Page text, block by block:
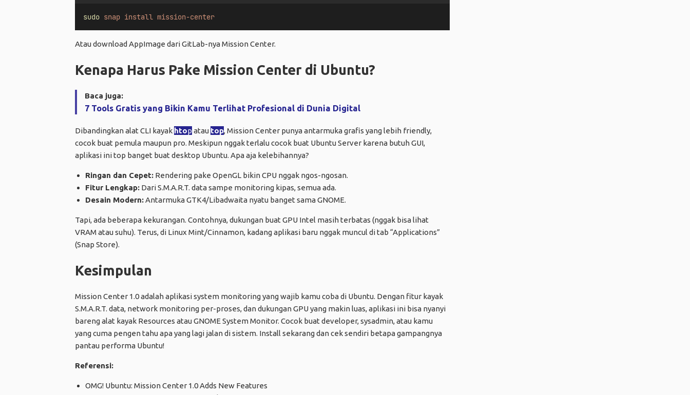
sudo snap install mission-center
Atau download AppImage dari GitLab-nya Mission Center.
Kenapa Harus Pake Mission Center di Ubuntu?
Baca juga:
7 Tools Gratis yang Bikin Kamu Terlihat Profesional di Dunia Digital
Dibandingkan alat CLI kayak htop atau top, Mission Center punya antarmuka grafis yang lebih friendly,
cocok buat pemula maupun pro. Meskipun nggak terlalu cocok buat Ubuntu Server karena butuh GUI,
aplikasi ini top banget buat desktop Ubuntu. Apa aja kelebihannya?
Ringan dan Cepet: Rendering pake OpenGL bikin CPU nggak ngos-ngosan.
Fitur Lengkap: Dari S.M.A.R.T. data sampe monitoring kipas, semua ada.
Desain Modern:Antarmuka GTK4/Libadwaita nyatu banget sama GNOME.
Tapi, ada beberapa kekurangan. Contohnya, dukungan buat GPU Intel masih terbatas (nggak bisa lihat
VRAM atau suhu). Terus, di Linux Mint/Cinnamon, kadang aplikasi baru nggak muncul di tab “Applications”
(Snap Store).
Kesimpulan
Mission Center 1.0 adalah aplikasi system monitoring yang wajib kamu coba di Ubuntu. Dengan fitur kayak
S.M.A.R.T. data, network monitoring per-proses, dan dukungan GPU yang makin luas, aplikasi ini bisa nyanyi
bareng alat kayak Resources atau GNOME System Monitor. Cocok buat developer, sysadmin, atau kamu
yang cuma pengen tahu apa yang lagi jalan di sistem. Install sekarang dan cek sendiri betapa gampangnya
pantau performa Ubuntu!
Referensi:
OMG! Ubuntu: Mission Center 1.0 Adds New Features